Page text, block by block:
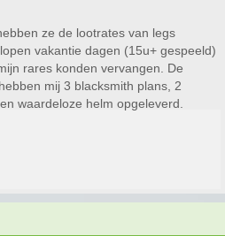
ze de lootrates van legs
vakantie dagen (15u+ gespeeld)
rares konden vervangen. De
mij 3 blacksmith plans, 2
waardeloze helm opgeleverd.